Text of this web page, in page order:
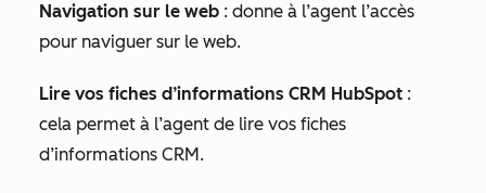
Navigation sur le web : donne à l’agent l’accès
pour naviguer sur le web.
Lire vos fiches d’informations CRM HubSpot :
cela permet à l’agent de lire vos fiches
d’informations CRM.